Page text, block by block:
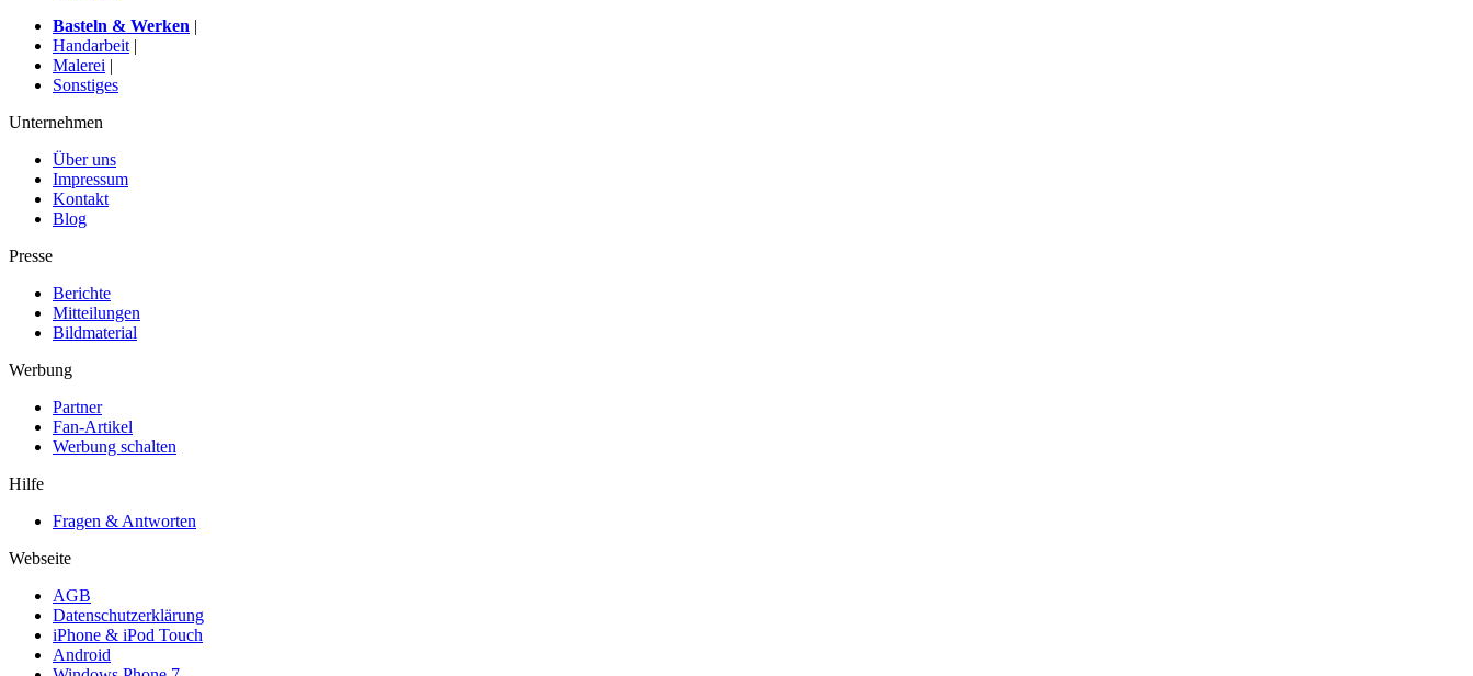
Basteln & Werken |
Handarbeit |
Malerei |
Sonstiges
Unternehmen
Über uns
Impressum
Kontakt
Blog
Presse
Berichte
Mitteilungen
Bildmaterial
Werbung
Partner
Fan-Artikel
Werbung schalten
Hilfe
Fragen & Antworten
Webseite
AGB
Datenschutzerklärung
iPhone & iPod Touch
Android